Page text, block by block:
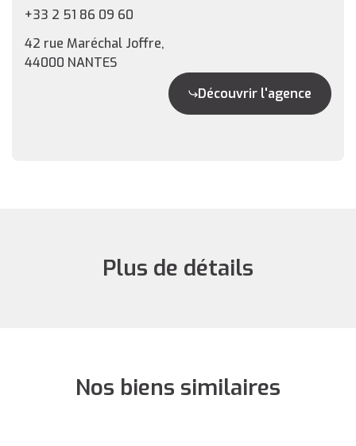
+33 2 51 86 09 60
42 rue Maréchal Joffre,
44000 NANTES
Découvrir l'agence
Plus de détails
Nos biens similaires